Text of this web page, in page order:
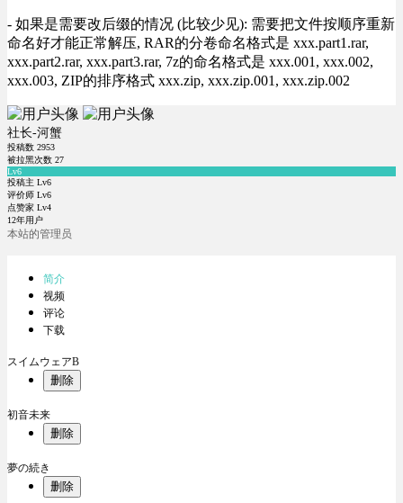
- 如果是需要改后缀的情况 (比较少见): 需要把文件按顺序重新
命名好才能正常解压, RAR的分卷命名格式是 xxx.part1.rar,
xxx.part2.rar, xxx.part3.rar, 7z的命名格式是 xxx.001, xxx.002,
xxx.003, ZIP的排序格式 xxx.zip, xxx.zip.001, xxx.zip.002
社长-河蟹
投稿数 2953
被拉黑次数 27
Lv6
投稿主 Lv6
评价师 Lv6
点赞家 Lv4
12年用户
本站的管理员
简介
视频
评论
下载
スイムウェアB
删除
初音未来
删除
夢の続き
删除